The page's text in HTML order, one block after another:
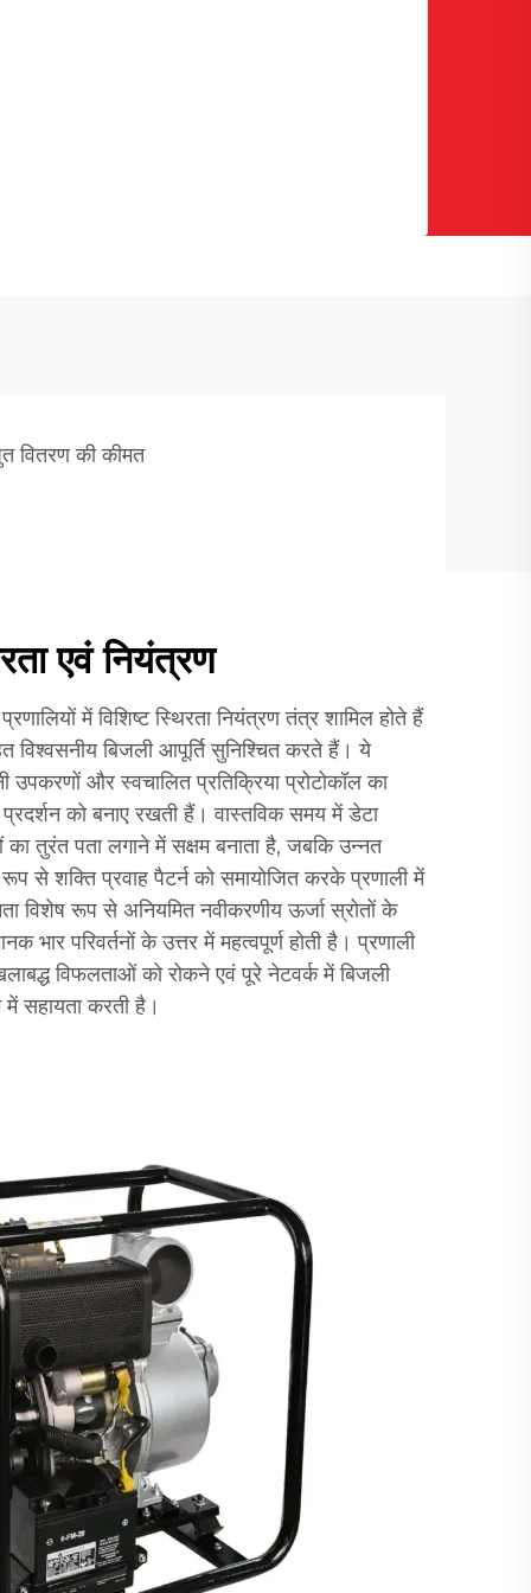
वितरण की कीमत
एवं नियंत्रण
में विशिष्ट स्थिरता नियंत्रण तंत्र शामिल होते हैं
विश्वसनीय बिजली आपूर्ति सुनिश्चित करते हैं। ये
उपकरणों और स्वचालित प्रतिक्रिया प्रोटोकॉल का
को बनाए रखती हैं। वास्तविक समय में डेटा
तुरंत पता लगाने में सक्षम बनाता है, जबकि उन्नत
रूप से शक्ति प्रवाह पैटर्न को समायोजित करके प्रणाली में
विशेष रूप से अनियमित नवीकरणीय ऊर्जा स्रोतों के
परिवर्तनों के उत्तर में महत्वपूर्ण होती है। प्रणाली
विफलताओं को रोकने एवं पूरे नेटवर्क में बिजली
में सहायता करती है।